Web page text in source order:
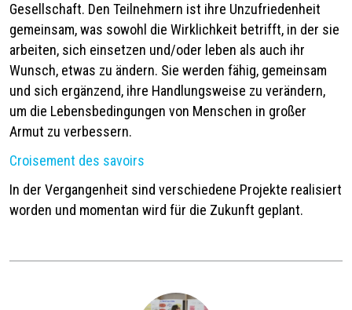
Gesellschaft. Den Teilnehmern ist ihre Unzufriedenheit
gemeinsam, was sowohl die Wirklichkeit betrifft, in der sie
arbeiten, sich einsetzen und/oder leben als auch ihr
Wunsch, etwas zu ändern. Sie werden fähig, gemeinsam
und sich ergänzend, ihre Handlungsweise zu verändern,
um die Lebensbedingungen von Menschen in großer
Armut zu verbessern.
Croisement des savoirs
In der Vergangenheit sind verschiedene Projekte realisiert
worden und momentan wird für die Zukunft geplant.